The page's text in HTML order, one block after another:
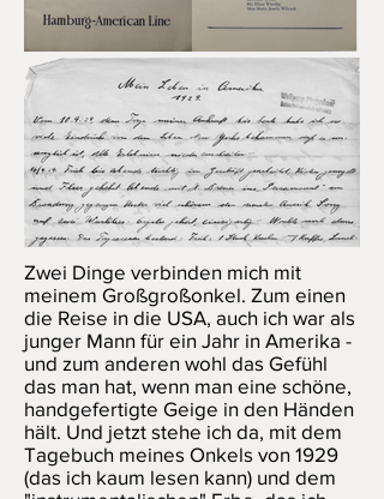
Zwei Dinge verbinden mich mit
meinem Großgroßonkel. Zum einen
die Reise in die USA, auch ich war als
junger Mann für ein Jahr in Amerika -
und zum anderen wohl das Gefühl
das man hat, wenn man eine schöne,
handgefertigte Geige in den Händen
hält. Und jetzt stehe ich da, mit dem
Tagebuch meines Onkels von 1929
(das ich kaum lesen kann) und dem